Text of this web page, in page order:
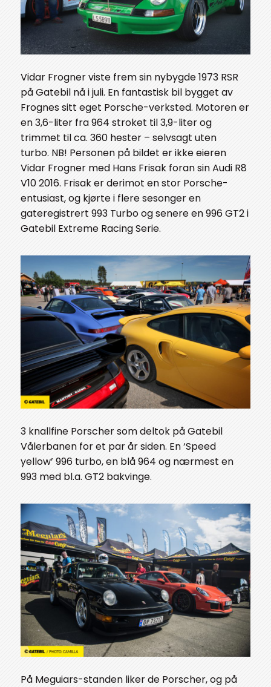
Vidar Frogner viste frem sin nybygde 1973 RSR
på Gatebil nå i juli. En fantastisk bil bygget av
Frognes sitt eget Porsche-verksted. Motoren er
en 3,6-liter fra 964 stroket til 3,9-liter og
trimmet til ca. 360 hester – selvsagt uten
turbo. NB! Personen på bildet er ikke eieren
Vidar Frogner med Hans Frisak foran sin Audi R8
V10 2016. Frisak er derimot en stor Porsche-
entusiast, og kjørte i flere sesonger en
gateregistrert 993 Turbo og senere en 996 GT2 i
Gatebil Extreme Racing Serie.
3 knallfine Porscher som deltok på Gatebil
Vålerbanen for et par år siden. En ‘Speed
yellow’ 996 turbo, en blå 964 og nærmest en
993 med bl.a. GT2 bakvinge.
På Meguiars-standen liker de Porscher, og på